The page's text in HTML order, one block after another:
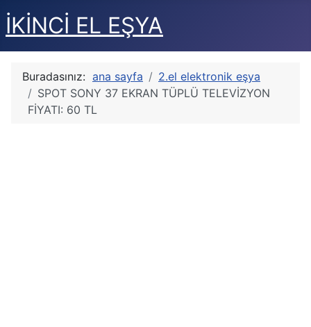
İKİNCİ EL EŞYA
Buradasınız: ana sayfa
2.el elektronik eşya
SPOT SONY 37 EKRAN TÜPLÜ TELEVİZYON
FİYATI: 60 TL